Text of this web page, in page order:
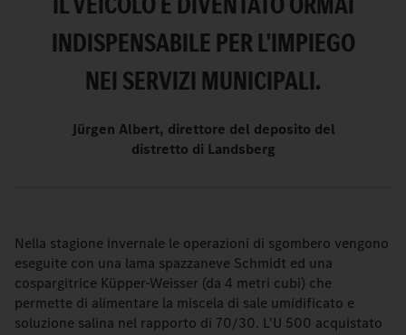
INDISPENSABILE PER L'IMPIEGO
NEI SERVIZI MUNICIPALI.
Jürgen Albert, direttore del deposito del
distretto di Landsberg
Nella stagione invernale le operazioni di sgombero vengono
eseguite con una lama spazzaneve Schmidt ed una
cospargitrice Küpper-Weisser (da 4 metri cubi) che
permette di alimentare la miscela di sale umidificato e
soluzione salina nel rapporto di 70/30. L'U 500 acquistato